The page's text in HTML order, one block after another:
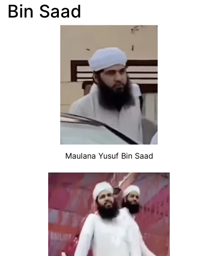
Bin Saad
Maulana Yusuf Bin Saad